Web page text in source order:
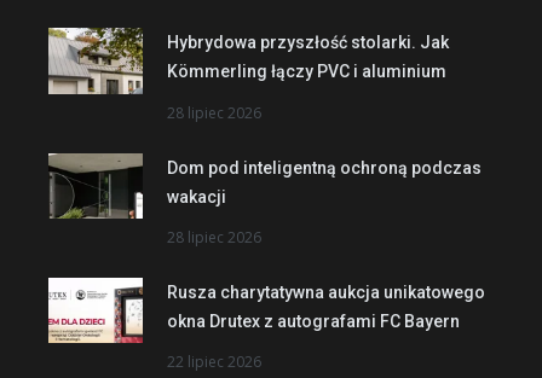
Hybrydowa przyszłość stolarki. Jak
Kömmerling łączy PVC i aluminium
28 lipiec 2026
Dom pod inteligentną ochroną podczas
wakacji
28 lipiec 2026
Rusza charytatywna aukcja unikatowego
okna Drutex z autografami FC Bayern
22 lipiec 2026